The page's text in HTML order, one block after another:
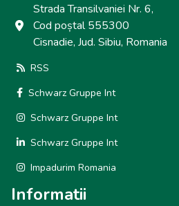
Strada Transilvaniei Nr. 6,
Cod poștal 555300
Cisnadie, Jud. Sibiu, Romania
RSS
Schwarz Gruppe Int
Schwarz Gruppe Int
Schwarz Gruppe Int
Impadurim Romania
Informatii